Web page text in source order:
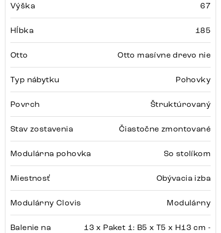
Výška 67
Hĺbka 185
Otto Otto masívne drevo nie
Typ nábytku Pohovky
Povrch Štruktúrovaný
Stav zostavenia Čiastočne zmontované
Modulárna pohovka So stolíkom
Miestnosť Obývacia izba
Modulárny Clovis Modulárny
Balenie na
13 x Paket 1: B5 x T5 x H13 cm -